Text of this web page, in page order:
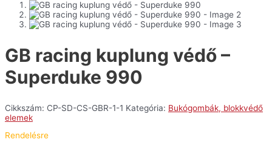
GB racing kuplung védő –
Superduke 990
Cikkszám: CP-SD-CS-GBR-1-1 Kategória: Bukógombák, blokkvédő
elemek
Rendelésre